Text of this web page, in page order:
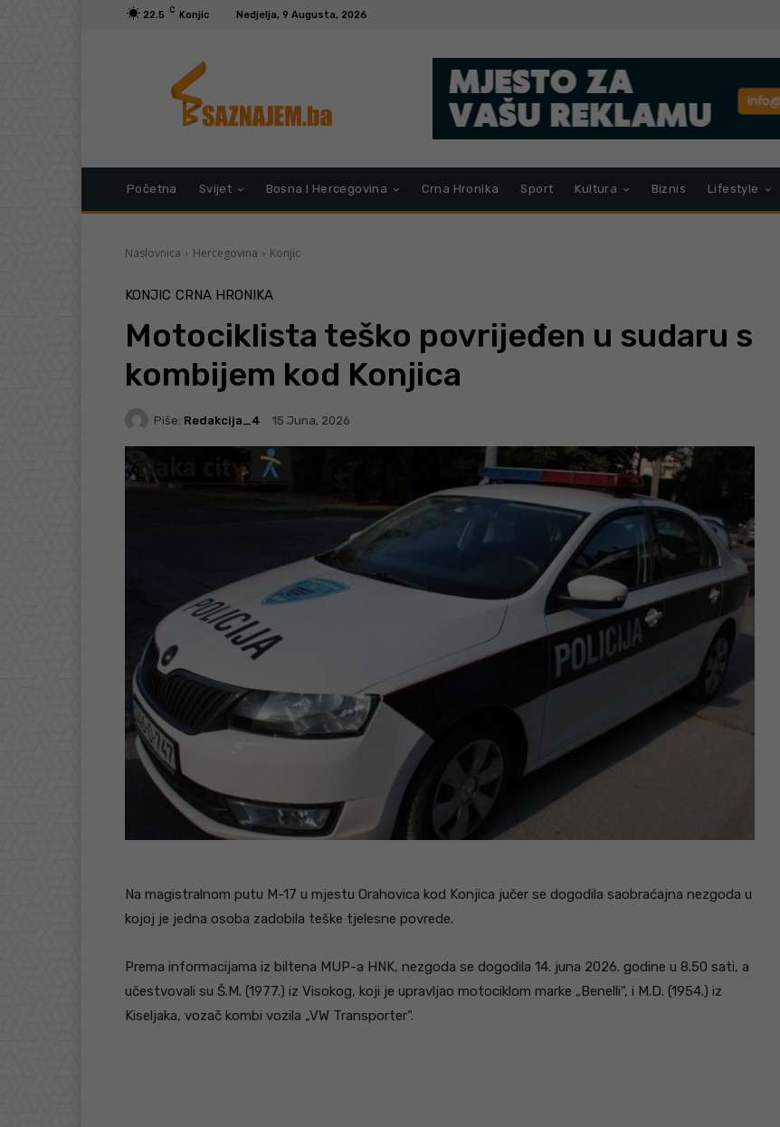
22.5 C Konjic Nedjelja, 9 Augusta, 2026
Početna Svijet Bosna I Hercegovina Crna Hronika Sport Kultura Biznis Lifestyle
Naslovnica Hercegovina Konjic
KONJIC CRNA HRONIKA
Motociklista teško povrijeđen u sudaru s
kombijem kod Konjica
Piše: Redakcija_4 15 Juna, 2026
Na magistralnom putu M-17 u mjestu Orahovica kod Konjica jučer se dogodila saobraćajna nezgoda u
kojoj je jedna osoba zadobila teške tjelesne povrede.
Prema informacijama iz biltena MUP-a HNK, nezgoda se dogodila 14. juna 2026. godine u 8.50 sati, a
učestvovali su Š.M. (1977.) iz Visokog, koji je upravljao motociklom marke „Benelli“, i M.D. (1954.) iz
Kiseljaka, vozač kombi vozila „VW Transporter“.